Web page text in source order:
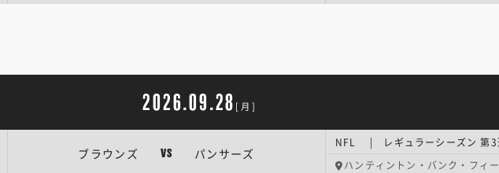
2026.09.28 [月]
ブラウンズ VS パンサーズ
NFL | レギュラーシーズン 第3
ハンティントン・バンク・フィ